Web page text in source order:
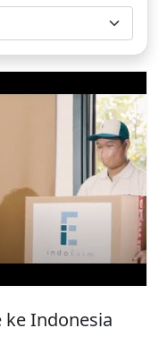
ke Indonesia